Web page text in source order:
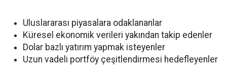
Uluslararası piyasalara odaklananlar
Küresel ekonomik verileri yakından takip edenler
Dolar bazlı yatırım yapmak isteyenler
Uzun vadeli portföy çeşitlendirmesi hedefleyenler